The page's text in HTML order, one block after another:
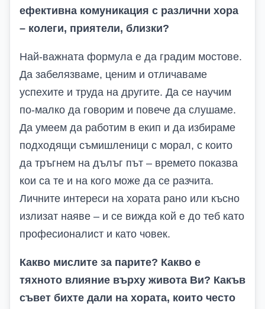
ефективна комуникация с различни хора
– колеги, приятели, близки?
Най-важната формула е да градим мостове.
Да забелязваме, ценим и отличаваме
успехите и труда на другите. Да се научим
по-малко да говорим и повече да слушаме.
Да умеем да работим в екип и да избираме
подходящи съмишленици с морал, с които
да тръгнем на дълъг път – времето показва
кои са те и на кого може да се разчита.
Личните интереси на хората рано или късно
излизат наяве – и се вижда кой е до теб като
професионалист и като човек.
Какво мислите за парите? Какво е
тяхното влияние върху живота Ви? Какъв
съвет бихте дали на хората, които често